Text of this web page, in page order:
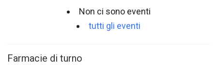
Non ci sono eventi
tutti gli eventi
Farmacie di turno